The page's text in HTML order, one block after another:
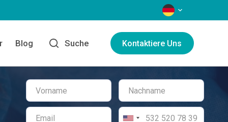
SPRACHEN
Blog Suche Kontaktiere Uns